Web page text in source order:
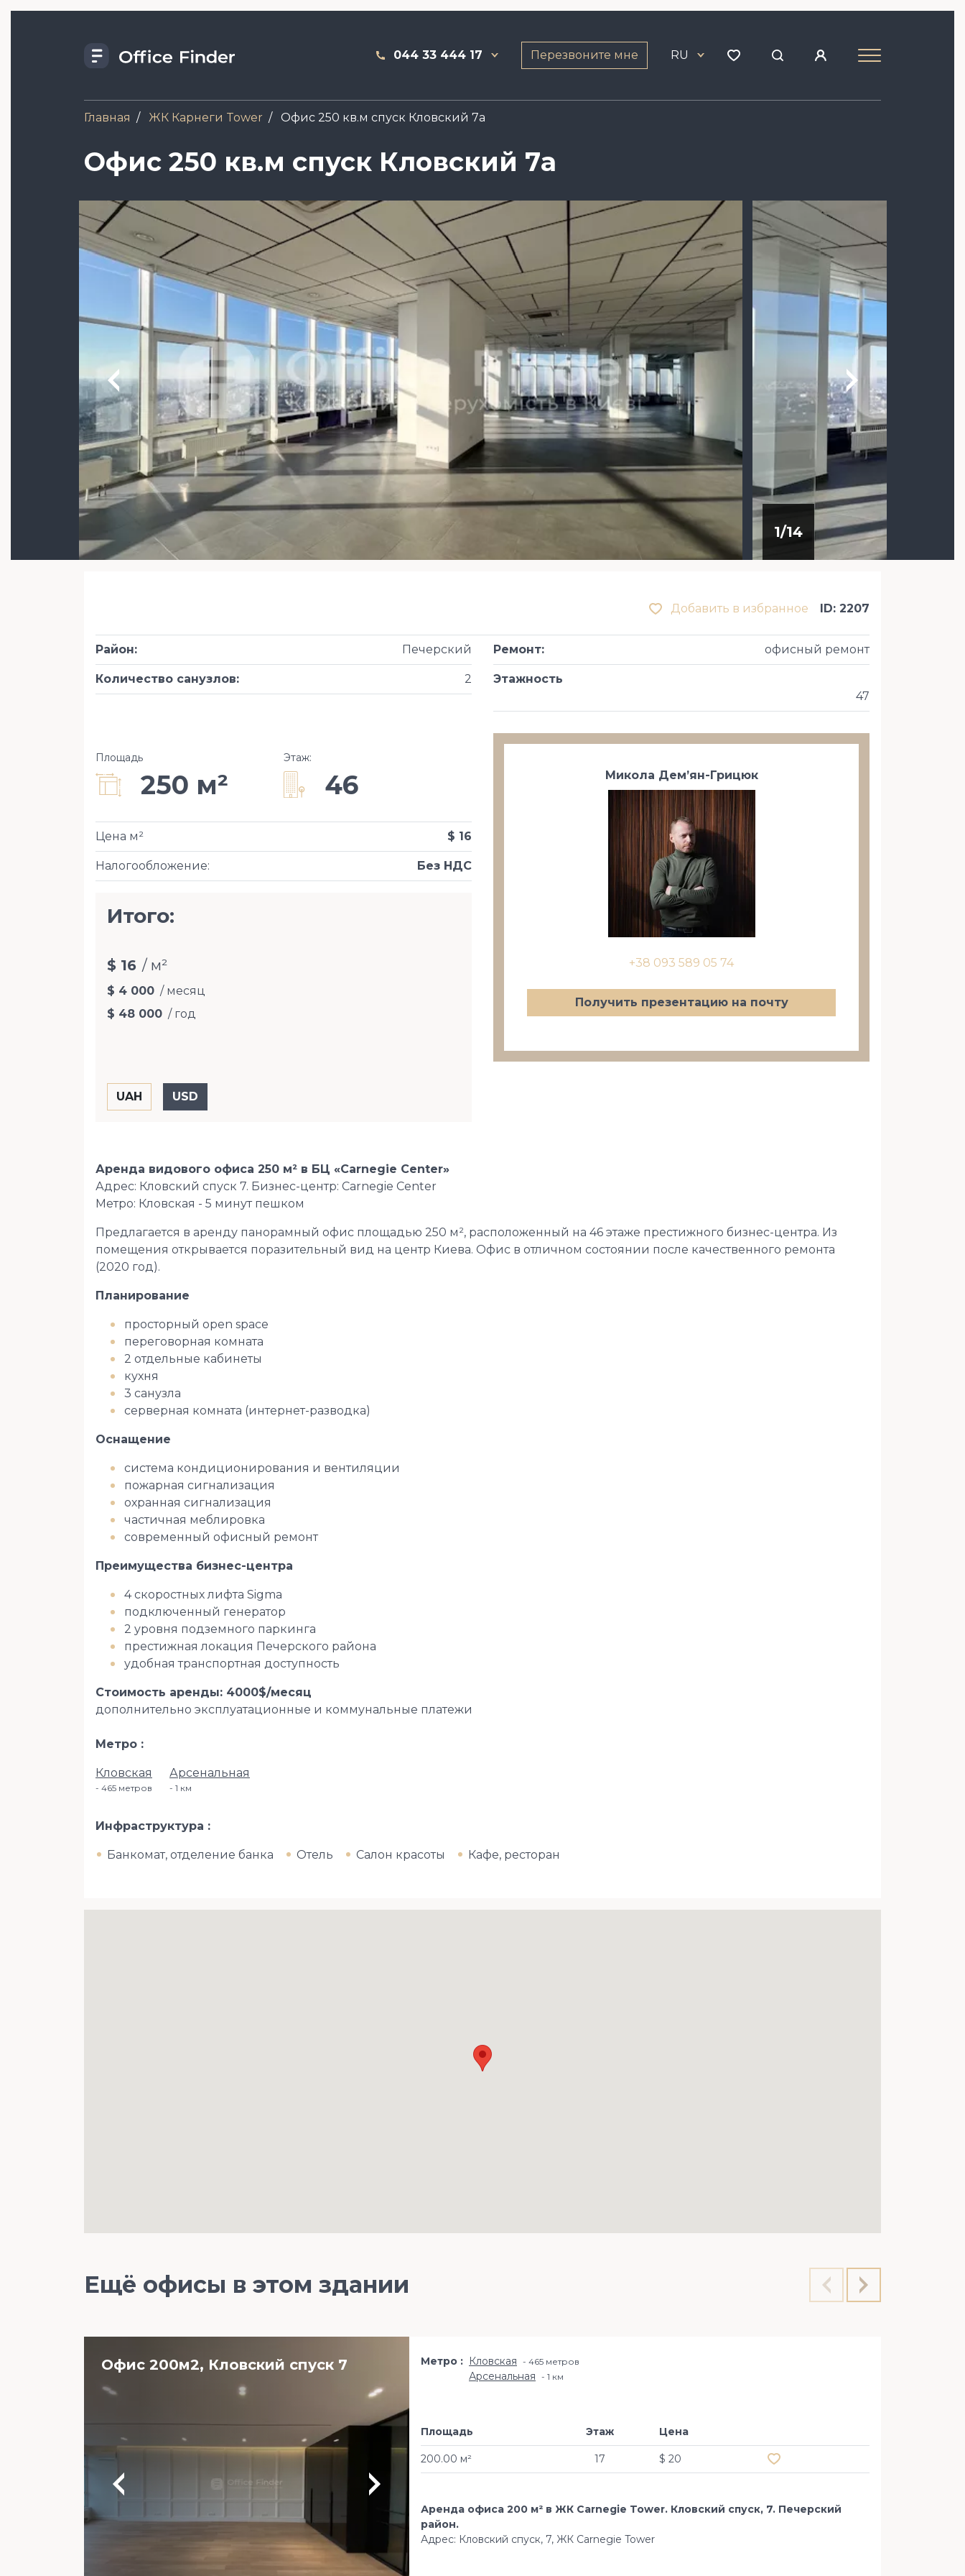
044 33 444 17 Перезвоните мне RU
Главная ЖК Карнеги Tower Офис 250 кв.м спуск Кловский 7а
Офис 250 кв.м спуск Кловский 7а
Image Image
1/14
Добавить в избранное ID: 2207
Район: Печерский
Количество санузлов: 2
Ремонт: офисный ремонт
Этажность
47
Площадь
250 м²
Этаж:
46
Налогообложение: Без НДС
Цена м² $ 16
Итого:
$ 16 / м²
$ 4 000 / месяц
$ 48 000 / год
Микола Дем’ян-Грицюк
+38 093 589 05 74
Получить презентацию на почту
Аренда видового офиса 250 м² в БЦ «Carnegie Center»
Адрес: Кловский спуск 7. Бизнес-центр: Carnegie Center
Метро: Кловская - 5 минут пешком
Предлагается в аренду панорамный офис площадью 250 м², расположенный на 46 этаже престижного бизнес-центра. Из
помещения открывается поразительный вид на центр Киева. Офис в отличном состоянии после качественного ремонта
(2020 год).
Планирование
просторный open space
переговорная комната
2 отдельные кабинеты
кухня
3 санузла
серверная комната (интернет-разводка)
Оснащение
система кондиционирования и вентиляции
пожарная сигнализация
охранная сигнализация
частичная меблировка
современный офисный ремонт
Преимущества бизнес-центра
4 скоростных лифта Sigma
подключенный генератор
2 уровня подземного паркинга
престижная локация Печерского района
удобная транспортная доступность
Стоимость аренды: 4000$/месяц
дополнительно эксплуатационные и коммунальные платежи
Метро
Кловская
465 метров
Арсенальная
1 км
Инфраструктура
Банкомат, отделение банка Отель Салон красоты Кафе, ресторан
Ещё офисы в этом здании
Офис 200м2, Кловский спуск 7 Метро Кловская 465 метров
Арсенальная 1 км
Площадь
200.00 м²
Этаж
17
Цена
$ 20
Аренда офиса 200 м² в ЖК Carnegie Tower. Кловский спуск, 7. Печерский
район.
Адрес: Кловский спуск, 7, ЖК Carnegie Tower